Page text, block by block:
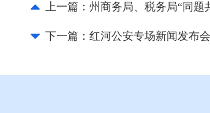
上一篇： 州商务局、税务局“同题
下一篇： 红河公安专场新闻发布